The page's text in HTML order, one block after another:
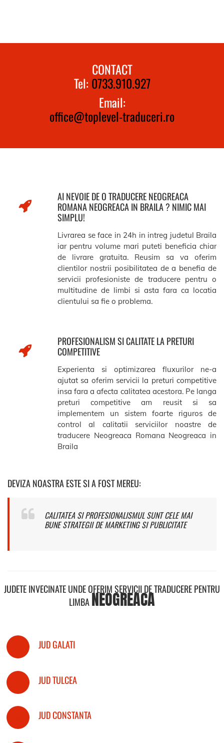
CONTACT
Tel: 0733.910.927
Email:
office@toplevel-traduceri.ro
AI NEVOIE DE O TRADUCERE NEOGREACA
ROMANA NEOGREACA IN BRAILA ? NIMIC MAI
SIMPLU!
Livrarea se face in 24h in intreg judetul Braila
iar pentru volume mari puteti beneficia chiar
de livrare gratuita. Reusim sa va oferim
clientilor nostrii posibilitatea de a benefia de
servicii profesioniste de traducere pentru o
multitudine de limbi si asta fara ca locatia
clientului sa fie o problema.
PROFESIONALISM SI CALITATE LA PRETURI
COMPETITIVE
Experienta si optimizarea fluxurilor ne-a
ajutat sa oferim servicii la preturi competitive
insa fara a afecta calitatea acestora. Pe langa
preturi competitive am reusit si sa
implementem un sistem foarte riguros de
control al calitatii serviciilor noastre de
traducere Neogreaca Romana Neogreaca in
Braila
DEVIZA NOASTRA ESTE SI A FOST MEREU:
CALITATEA SI PROFESIONALISMUL SUNT CELE MAI
BUNE STRATEGII DE MARKETING SI PUBLICITATE
JUDETE INVECINATE UNDE OFERIM SERVICII DE TRADUCERE PENTRU
LIMBANEOGREACA
JUD GALATI
JUD TULCEA
JUD CONSTANTA